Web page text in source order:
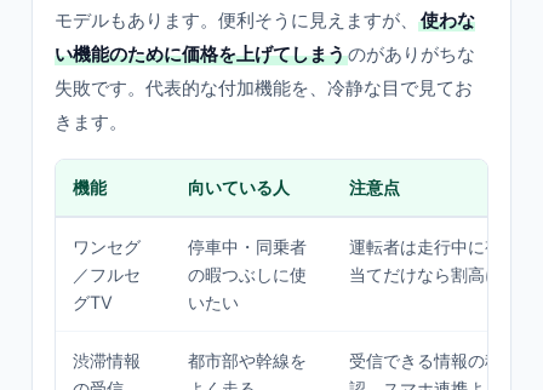
モデルもあります。便利そうに見えますが、
使わな
い機能のために価格を上げてしまうのがありがちな
失敗です。代表的な付加機能を、冷静な目で見てお
きます。
機能 向いている人 注意点
ワンセグ
／フルセ
グTV
停車中・同乗者
の暇つぶしに使
いたい
運転者は走行中に視聴不
当てだけなら割高になり
渋滞情報
都市部や幹線を
受信できる情報の種類・